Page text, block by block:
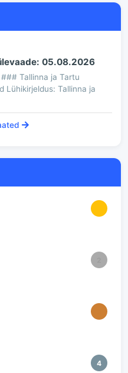
05.08.2026
Tallinna ja Tartu
Lühikirjeldus: Tallinna ja
4